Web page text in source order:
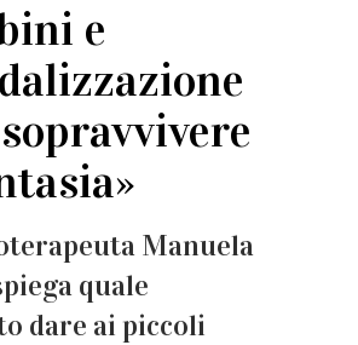
e
Manuela
quale
dare ai piccoli